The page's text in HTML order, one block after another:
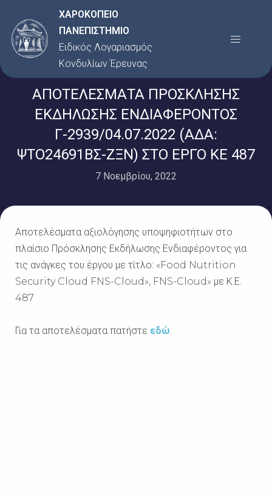
στο
περιεχόμενο
ΧΑΡΟΚΟΠΕΙΟ
ΠΑΝΕΠΙΣΤΗΜΙΟ
Ειδικός Λογαριασμός
Κονδυλίων Έρευνας
Menu
ΑΠΟΤΕΛΕΣΜΑΤΑ ΠΡΟΣΚΛΗΣΗΣ
ΕΚΔΗΛΩΣΗΣ ΕΝΔΙΑΦΕΡΟΝΤΟΣ
Γ-2939/04.07.2022 (ΑΔΑ:
ΨΤΟ24691ΒΣ-ΖΞΝ) ΣΤΟ ΕΡΓΟ ΚΕ 487
7 Νοεμβρίου, 2022
Αποτελέσματα αξιολόγησης υποψηφιοτήτων στο
πλαίσιο Πρόσκλησης Εκδήλωσης Ενδιαφέροντος για
τις ανάγκες του έργου με τίτλο: «Food Nutrition
Security Cloud FNS-Cloud», FNS-Cloud» με Κ.Ε.
487
Για τα αποτελέσματα πατήστε εδώ.